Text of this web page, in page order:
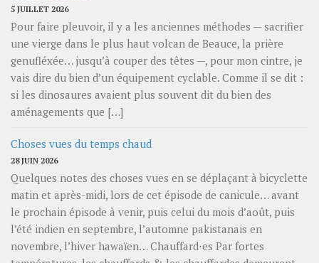
5 JUILLET 2026
Pour faire pleuvoir, il y a les anciennes méthodes — sacrifier
une vierge dans le plus haut volcan de Beauce, la prière
genufléxée… jusqu’à couper des têtes —, pour mon cintre, je
vais dire du bien d’un équipement cyclable. Comme il se dit :
si les dinosaures avaient plus souvent dit du bien des
aménagements que […]
Choses vues du temps chaud
28 JUIN 2026
Quelques notes des choses vues en se déplaçant à bicyclette
matin et après-midi, lors de cet épisode de canicule… avant
le prochain épisode à venir, puis celui du mois d’août, puis
l’été indien en septembre, l’automne pakistanais en
novembre, l’hiver hawaïen… Chauffard⋅es Par fortes